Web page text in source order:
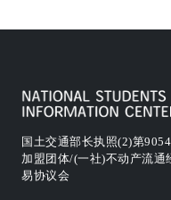
国土交通部长执照(2)第
加盟团体/(一社)不动产流通
易协议会